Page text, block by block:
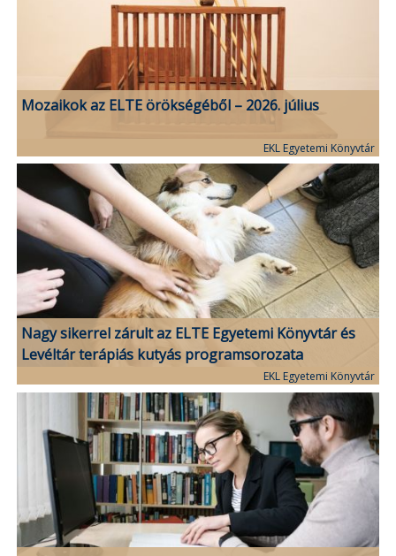
Mozaikok az ELTE örökségéből – 2026. július
EKL Egyetemi Könyvtár
Nagy sikerrel zárult az ELTE Egyetemi Könyvtár és
Levéltár terápiás kutyás programsorozata
EKL Egyetemi Könyvtár